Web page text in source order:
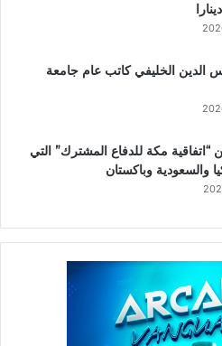
الخليفي كاتب عام جامعة
“اتفاقية مكة للدفاع المشترك” التي
والسعودية وباكستان